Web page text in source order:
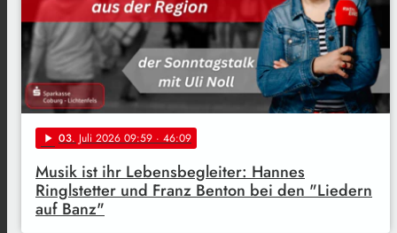
play_arrow 03. Juli 2026 09:59 · 46:09
Musik ist ihr Lebensbegleiter: Hannes
Ringlstetter und Franz Benton bei den "Liedern
auf Banz"